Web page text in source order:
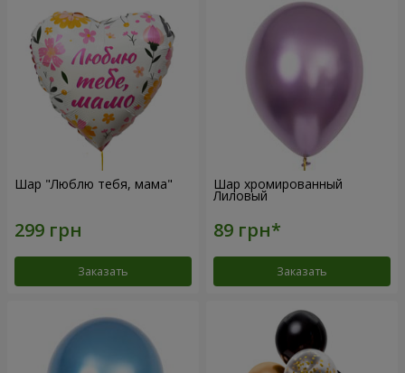
Шар "Люблю тебя, мама"
Заказать
Шар хромированный
Лиловый
Заказать